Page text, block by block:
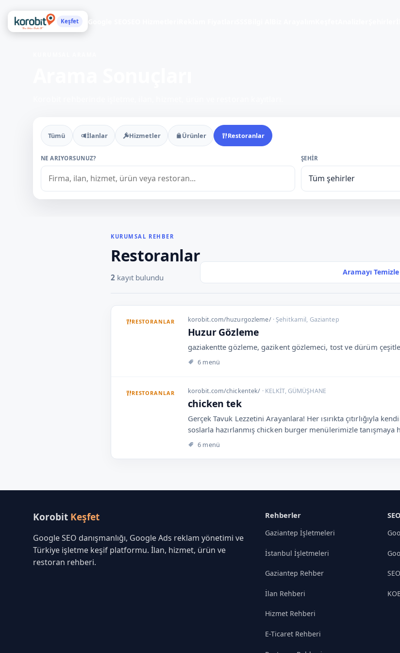
Keşfet Google SEO
Tümü İlanlar Hizmetler Ürünler Restoranlar
NE ARIYORSUNUZ? ŞEHIR
KURUMSAL REHBER
Restoranlar
2 kayıt bulundu
Aramayı Temizle
RESTORANLAR korobit.com/huzurgozleme/ · Şehitkamil, Gaziantep
Huzur Gözleme
gaziakentte gözleme, gazikent gözlemeci, tost ve dürüm
6 menü
RESTORANLAR korobit.com/chickentek/ · KELKİT, GÜMÜŞHANE
chicken tek
Gerçek Tavuk Lezzetini Arayanlara! Her ısırıkta çıtırlığıyla
soslarla hazırlanmış chicken burger menülerimizle tanışmaya
6 menü
Korobit Keşfet
Google SEO danışmanlığı, Google Ads reklam yönetimi ve
Türkiye işletme keşif platformu. İlan, hizmet, ürün ve
restoran rehberi.
Rehberler
Gaziantep İşletmeleri
İstanbul İşletmeleri
Gaziantep Rehber
İlan Rehberi
Hizmet Rehberi
E-Ticaret Rehberi